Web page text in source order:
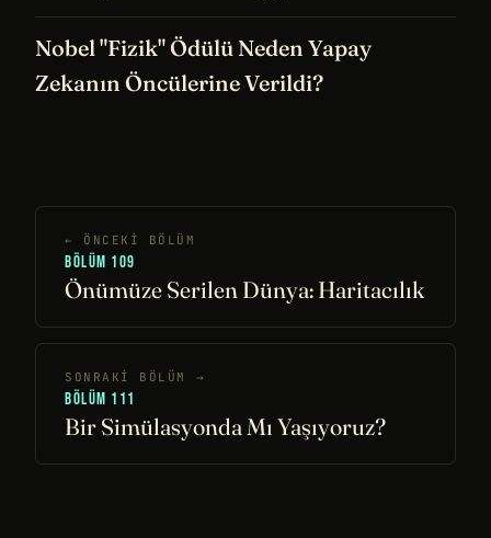
Nobel "Fizik" Ödülü Neden Yapay
Zekanın Öncülerine Verildi?
← ÖNCEKI BÖLÜM
BÖLÜM 109
Önümüze Serilen Dünya: Haritacılık
SONRAKI BÖLÜM →
BÖLÜM 111
Bir Simülasyonda Mı Yaşıyoruz?